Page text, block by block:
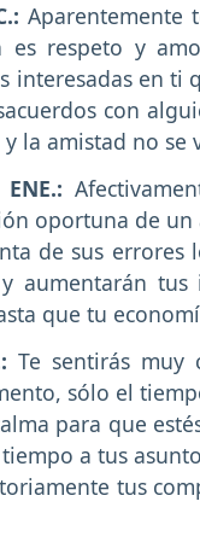
Aparentemente
es respeto y
interesadas en ti
con
la amistad no
oportuna de
de sus errores
aumentarán
que tu
Te sentirás muy
sólo el
para que
a tus
tus